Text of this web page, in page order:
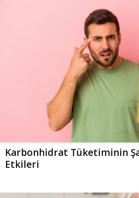
Karbonhidrat Tüketiminin
Etkileri